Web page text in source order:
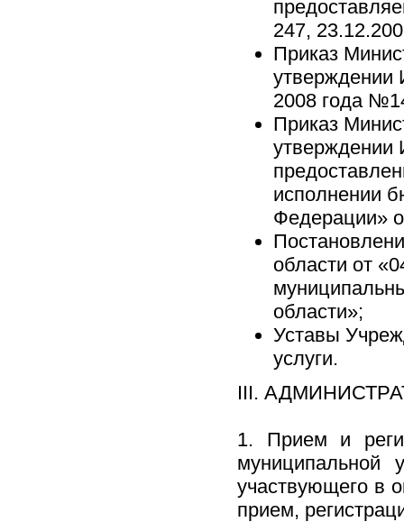
247,
Приказ
утверждении
2008 года
Приказ
утверждении
исполнении
Федерации»
области от
области»;
Уставы
услуги.
III.
1. Прием и
муниципальной
участвующего в
прием,